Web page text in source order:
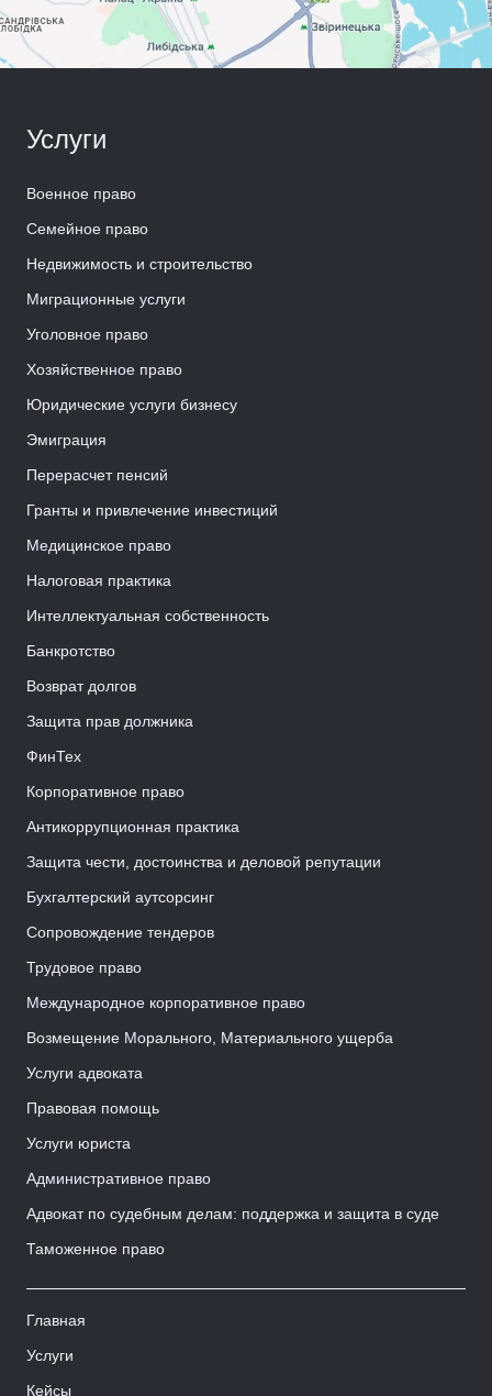
Услуги
Военное право
Семейное право
Недвижимость и строительство
Миграционные услуги
Уголовное право
Хозяйственное право
Юридические услуги бизнесу
Эмиграция
Перерасчет пенсий
Гранты и привлечение инвестиций
Медицинское право
Налоговая практика
Интеллектуальная собственность
Банкротство
Возврат долгов
Защита прав должника
ФинТех
Корпоративное право
Антикоррупционная практика
Защита чести, достоинства и деловой репутации
Бухгалтерский аутсорсинг
Сопровождение тендеров
Трудовое право
Международное корпоративное право
Возмещение Морального, Материального ущерба
Услуги адвоката
Правовая помощь
Услуги юриста
Административное право
Адвокат по судебным делам: поддержка и защита в суде
Таможенное право
Главная
Услуги
Кейсы